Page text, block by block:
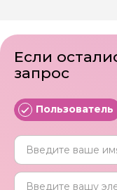
Если
запрос
Пользователь